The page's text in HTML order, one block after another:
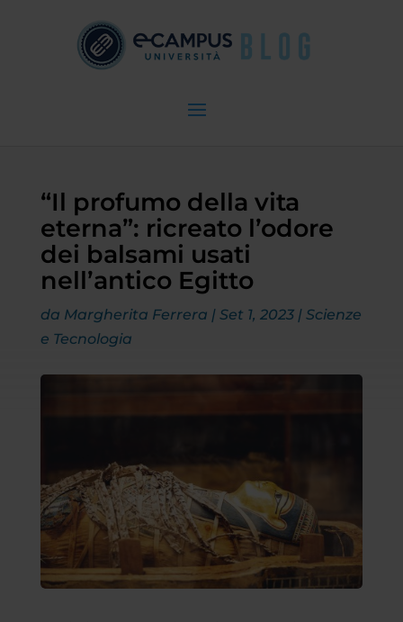
“Il profumo della vita
eterna”: ricreato l’odore
dei balsami usati
nell’antico Egitto
da Margherita Ferrera | Set 1, 2023| Scienze
e Tecnologia